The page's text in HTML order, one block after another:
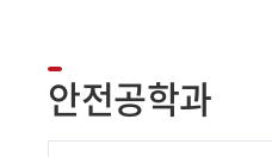
안전공학과